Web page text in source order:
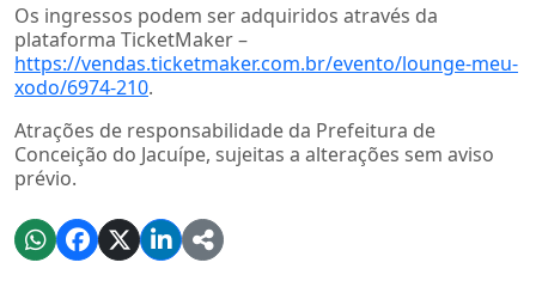
Os ingressos podem ser adquiridos através da
plataforma TicketMaker –
https://vendas.ticketmaker.com.br/evento/lounge-meu-
xodo/6974-210.
Atrações de responsabilidade da Prefeitura de
Conceição do Jacuípe, sujeitas a alterações sem aviso
prévio.